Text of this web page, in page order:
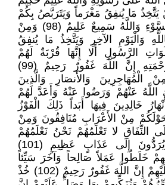
يَتَّخِذُ مَا يُنفِقُ مَغْرَماً وَيَتَرَبَّصُ بِكُمْ
الدَّوَائِرَ عَلَيْهِمْ دَائِرَةُ السَّوْءِ وَاللَّهُ سَمِيعٌ عَلِيمٌ (98) وَمِنْ
وَالْيَوْمِ الآخِرِ وَيَتَّخِذُ مَا يُنفِقُ
الرَّسُولِ أَلا إِنَّهَا قُرْبَةٌ لَهُمْ
سَيُدْخِلُهُمْ اللَّهُ فِي رَحْمَتِهِ إِنَّ اللَّهَ غَفُورٌ رَحِيمٌ (99)
الْمُهَاجِرِينَ وَالأَنصَارِ وَالَّذِينَ
عَنْهُمْ وَرَضُوا عَنْهُ وَأَعَدَّ لَهُمْ
خَالِدِينَ فِيهَا أَبَداً ذَلِكَ الْفَوْزُ
وَمِمَّنْ حَوْلَكُمْ مِنْ الأَعْرَابِ مُنَافِقُونَ وَمِنْ
النِّفَاقِ لا تَعْلَمُهُمْ نَحْنُ نَعْلَمُهُمْ
سَنُعَذِّبُهُمْ مَرَّتَيْنِ ثُمَّ يُرَدُّونَ إِلَى عَذَابٍ عَظِيمٍ (101)
خَلَطُوا عَمَلاً صَالِحاً وَآخَرَ سَيِّئاً
عَسَى اللَّهُ أَنْ يَتُوبَ عَلَيْهِمْ إِنَّ اللَّهَ غَفُورٌ رَحِيمٌ (102) خُذْ